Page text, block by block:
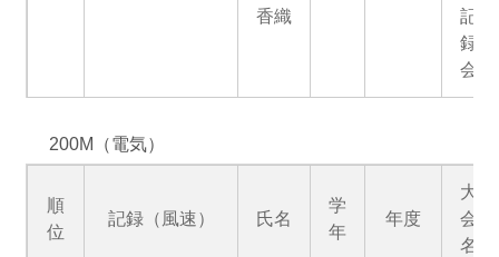
香織
記
録
会
200M（電気）
順
位
記録（風速） 氏名
学
年
年度
大
会
名